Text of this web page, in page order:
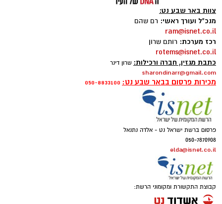
צוות באר שבע נט:
מנכ"ל ועורך ראשי: רם שהם
ram@isnet.co.il
רכז מערכת: רותם שרון
rotems@isnet.co.il
כתבת מגזין, חברה ורכילות: שרון דינר
sharondinarr@gmail.com
מכירות פרסום בבאר שבע נט: 050-8833100
פרסום ברשת ישראל נט - אלדה נתנאל
050-7870908
elda@isnet.co.il
קבוצת התקשורת ומקומוני הרשת: